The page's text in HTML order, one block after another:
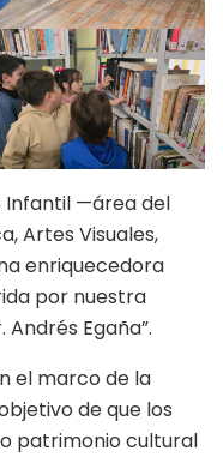
Infantil —área del
Artes Visuales,
enriquecedora
por nuestra
Egaña”.
el marco de la
de que los
patrimonio cultural